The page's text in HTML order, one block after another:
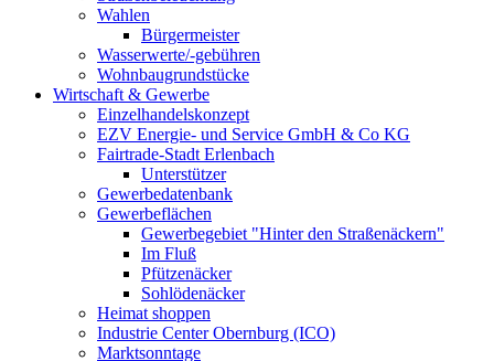
Wahlen
Bürgermeister
Wasserwerte/-gebühren
Wohnbaugrundstücke
Wirtschaft & Gewerbe
Einzelhandelskonzept
EZV Energie- und Service GmbH & Co KG
Fairtrade-Stadt Erlenbach
Unterstützer
Gewerbedatenbank
Gewerbeflächen
Gewerbegebiet "Hinter den Straßenäckern"
Im Fluß
Pfützenäcker
Sohlödenäcker
Heimat shoppen
Industrie Center Obernburg (ICO)
Marktsonntage